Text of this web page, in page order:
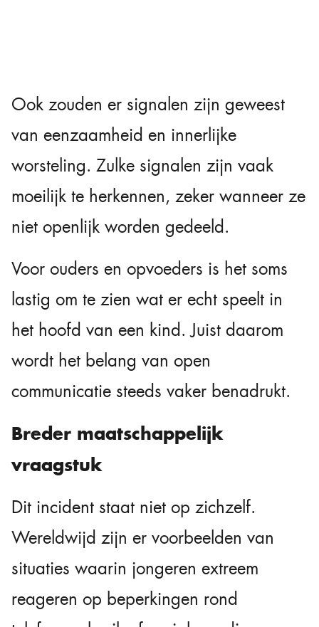
Ook zouden er signalen zijn geweest
van eenzaamheid en innerlijke
worsteling. Zulke signalen zijn vaak
moeilijk te herkennen, zeker wanneer ze
niet openlijk worden gedeeld.
Voor ouders en opvoeders is het soms
lastig om te zien wat er echt speelt in
het hoofd van een kind. Juist daarom
wordt het belang van open
communicatie steeds vaker benadrukt.
Breder maatschappelijk
vraagstuk
Dit incident staat niet op zichzelf.
Wereldwijd zijn er voorbeelden van
situaties waarin jongeren extreem
reageren op beperkingen rond